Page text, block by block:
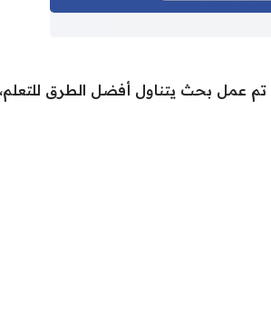
تم عمل بحث يتناول أفضل الطرق